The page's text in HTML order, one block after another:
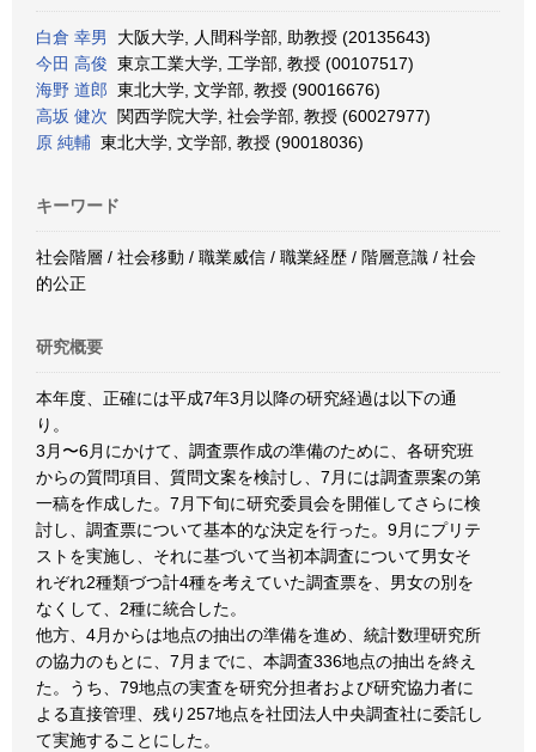
白倉 幸男
大阪大学, 人間科学部, 助教授 (20135643)
今田 高俊 東京工業大学, 工学部, 教授 (00107517)
海野 道郎 東北大学, 文学部, 教授 (90016676)
高坂 健次 関西学院大学, 社会学部, 教授 (60027977)
原 純輔 東北大学, 文学部, 教授 (90018036)
キーワード
社会階層 / 社会移動 / 職業威信 / 職業経歴 / 階層意識 / 社会
的公正
研究概要
本年度、正確には平成7年3月以降の研究経過は以下の通
り。
3月〜6月にかけて、調査票作成の準備のために、各研究班
からの質問項目、質問文案を検討し、7月には調査票案の第
一稿を作成した。7月下旬に研究委員会を開催してさらに検
討し、調査票について基本的な決定を行った。9月にプリテ
ストを実施し、それに基づいて当初本調査について男女そ
れぞれ2種類づつ計4種を考えていた調査票を、男女の別を
なくして、2種に統合した。
他方、4月からは地点の抽出の準備を進め、統計数理研究所
の協力のもとに、7月までに、本調査336地点の抽出を終え
た。うち、79地点の実査を研究分担者および研究協力者に
よる直接管理、残り257地点を社団法人中央調査社に委託し
て実施することにした。